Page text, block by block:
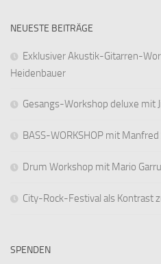
NEUESTE BEITRÄGE
Exklusiver Akustik-Gitarren-
Heidenbauer
Gesangs-Workshop deluxe mit
BASS-WORKSHOP mit Manfred
Drum Workshop mit Mario
City-Rock-Festival als Kontrast
SPENDEN